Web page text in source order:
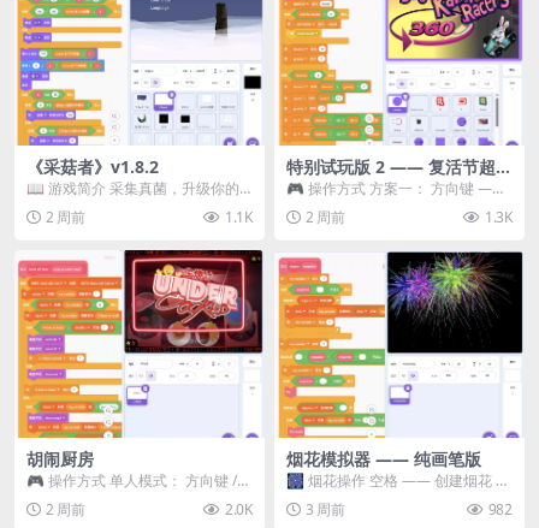
《采菇者》v1.8.2
📖 游戏简介 采集真菌，升级你的
机体，并前往未知领域探索。 这是
一款静谧的探索冒...
2 周前 1.1K
特别试玩版 2 —— 复活节超级
卡丁车赛
🎮 操作方式 方案一： 方向键 ——
移动 Z —— 跳跃 / 漂移 方案二： ...
2 周前 1.3K
胡闹厨房
🎮 操作方式 单人模式： 方向键 /
WASD —— 移动 Z / K —— 抓...
2 周前 2.0K
烟花模拟器 —— 纯画笔版
🎆 烟花操作 空格 —— 创建烟花 1
~ 3 —— 切换烟花类型 普通烟花
嘶...3 周前 982